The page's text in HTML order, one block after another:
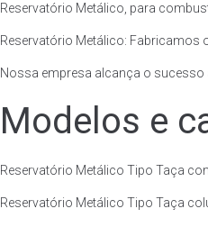
Reservatório Metálico, para
Reservatório Metálico: Fabricamos
Nossa empresa alcança o
Modelos e
Reservatório Metálico Tipo Taça
Reservatório Metálico Tipo Taça